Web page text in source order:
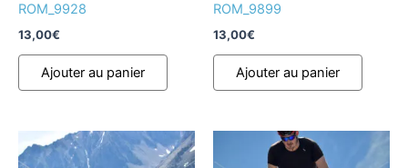
ROM_9928
13,00€
Ajouter au panier
ROM_9899
13,00€
Ajouter au panier